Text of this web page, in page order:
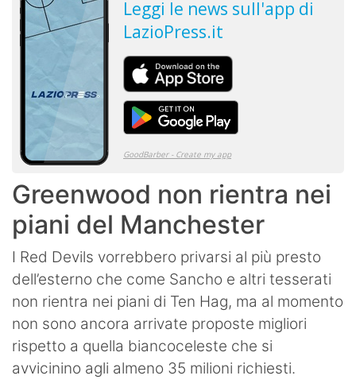
Greenwood non rientra nei
piani del Manchester
I Red Devils vorrebbero privarsi al più presto
dell’esterno che come Sancho e altri tesserati
non rientra nei piani di Ten Hag, ma al momento
non sono ancora arrivate proposte migliori
rispetto a quella biancoceleste che si
avvicinino agli almeno 35 milioni richiesti.